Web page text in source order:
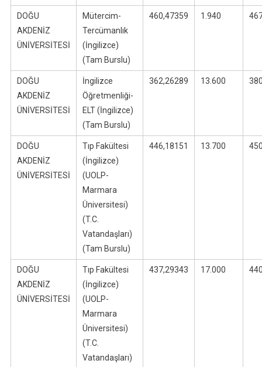
Puanları
DOĞU
AKDENİZ
ÜNİVERSİTESİ
Mütercim-
Tercümanlık
(İngilizce)
(Tam Burslu)
460,47359 1.940
DOĞU
AKDENİZ
ÜNİVERSİTESİ
İngilizce
Öğretmenliği-
ELT (İngilizce)
(Tam Burslu)
362,26289 13.600
DOĞU
AKDENİZ
ÜNİVERSİTESİ
Tıp Fakültesi
(İngilizce)
(UOLP-
Marmara
Üniversitesi)
(T.C.
Vatandaşları)
(Tam Burslu)
446,18151 13.700
DOĞU
AKDENİZ
ÜNİVERSİTESİ
Tıp Fakültesi
(İngilizce)
(UOLP-
Marmara
Üniversitesi)
(T.C.
Vatandaşları)
437,29343 17.000